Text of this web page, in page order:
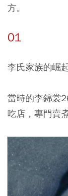
方。
01
李氏家族的崛
當時的李錦裳
吃店，專門賣煮